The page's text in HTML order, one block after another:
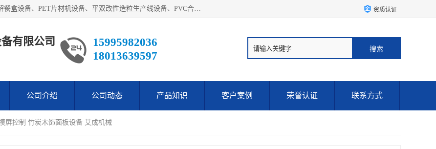
艾斯曼(张家港)技术工程设备有限公司主营业务：一次性可降解餐盒设备、PET片材机设备、平双改性造粒生产线设备、PVC合成树脂瓦设备、PP中空建筑模板设备、PVC管材设备等。成立至今，在国内我们的产品已经销售到全国所有省份，拥有多家客户，在国外产品出口到五十多个国家和地区。 资质认证
有限公司
15995982036
18013639597
公司介绍 公司动态 产品知识 客户案例 荣誉认证 联系方式
屏控制 竹炭木饰面板设备 艾成机械